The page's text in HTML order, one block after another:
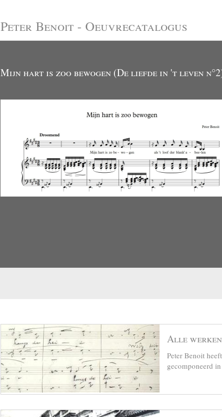
Peter Benoit - Oeuvrecatalogus
Mijn hart is zoo bewogen (De liefde in 't leven
Alle werken
Peter Benoit
gecomponeerd